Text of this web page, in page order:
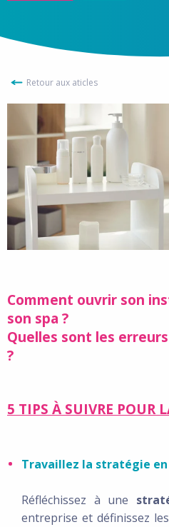
Retour aux aticles
Comment ouvrir son
son spa ?
Quelles sont les
?
5 TIPS À SUIVRE POUR
Travaillez la stratégie
Réfléchissez à une
entreprise et définissez les